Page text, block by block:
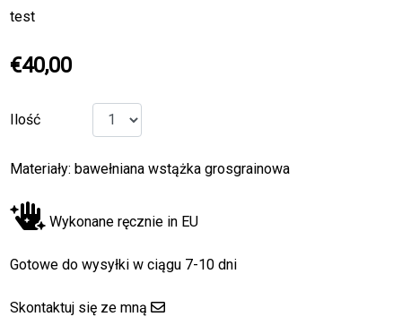
test
€40,00
Ilość
Materiały: bawełniana wstążka grosgrainowa
Wykonane ręcznie in EU
Gotowe do wysyłki w ciągu 7-10 dni
Skontaktuj się ze mną